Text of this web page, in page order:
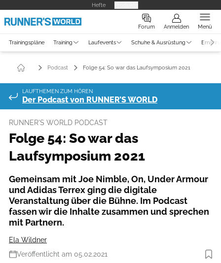
Hefte
Forum Anmelden Menü
Trainingspläne Training Laufevents Schuhe & Ausrüstung
Podcast Folge 54: So war das Laufsymposium 2021
LAUFTHEMEN ZUM HÖREN
Der Podcast von RUNNER’S WORLD
RUNNER'S WORLD PODCAST
Folge 54: So war das
Laufsymposium 2021
Gemeinsam mit Joe Nimble, On, Under Armour
und Adidas Terrex ging die digitale
Veranstaltung über die Bühne. Im Podcast
fassen wir die Inhalte zusammen und sprechen
mit Partnern.
Ela Wildner
Veröffentlicht am 05.02.2021
Foto: Holger Rauner